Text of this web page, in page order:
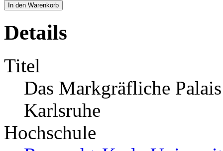
In den Warenkorb
Details
Titel
Das Markgräfliche
Karlsruhe
Hochschule